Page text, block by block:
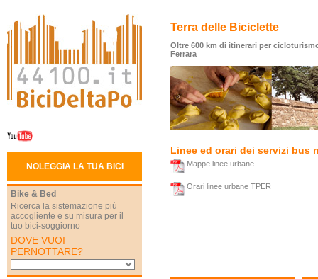
Terra delle Biciclette
Oltre 600 km di itinerari per
Ferrara
NOLEGGIA LA TUA BICI
Bike & Bed
Ricerca la sistemazione più
accogliente e su misura per il
tuo bici-soggiorno
DOVE VUOI
PERNOTTARE?
Linee ed orari dei servizi bus
Mappe linee urbane
Orari linee urbane TPER